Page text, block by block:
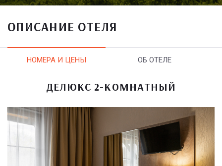
ОПИСАНИЕ ОТЕЛЯ
НОМЕРА И ЦЕНЫ ОБ ОТЕЛЕ
ДЕЛЮКС 2-КОМНАТНЫЙ